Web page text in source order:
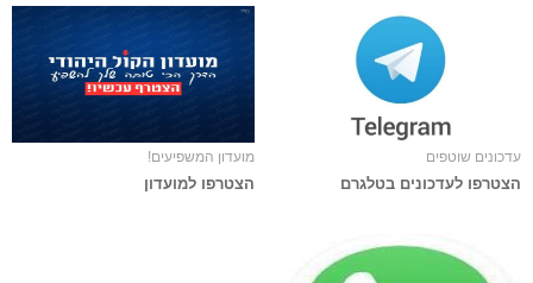
עדכונים שוטפים
הצטרפו לעדכונים בטלגרם
מועדון המשפיעים!
הצטרפו למועדון